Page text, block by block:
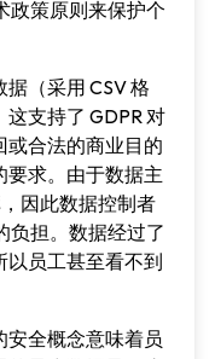
政策原则来保护个
（采用 CSV 格
支持了 GDPR 对
或合法的商业目的
要求。由于数据主
因此数据控制者
负担。数据经过了
以员工甚至看不到
安全概念意味着员